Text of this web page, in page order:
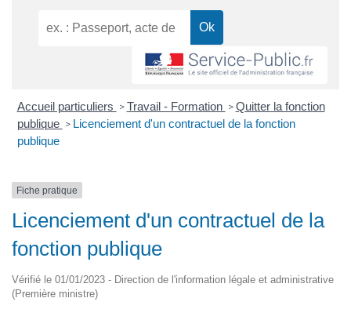
Accueil particuliers > Travail - Formation > Quitter la fonction
publique > Licenciement d'un contractuel de la fonction
publique
Fiche pratique
Licenciement d'un contractuel de la
fonction publique
Vérifié le 01/01/2023 - Direction de l'information légale et administrative
(Première ministre)